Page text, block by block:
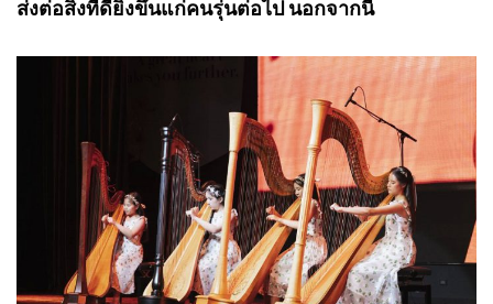
ส่งต่อสิ่งที่ดียิ่งขึ้นแก่คนรุ่นต่อไป นอกจากนี้